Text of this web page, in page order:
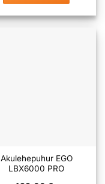
Akulehepuhur EGO
LBX6000 PRO